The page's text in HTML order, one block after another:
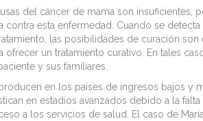
del cáncer de mama son
esta enfermedad. Cuando se
las posibilidades de curación son
un tratamiento curativo. En tales
y sus familiares.
en los países de ingresos bajos y
en estadios avanzados debido a la
a los servicios de salud. El caso de